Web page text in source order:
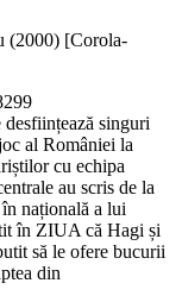
(2000) [Corola-
desființează singuri
al României la
cu echipa
au scris de la
națională a lui
în ZIUA că Hagi și
să le ofere bucurii
din